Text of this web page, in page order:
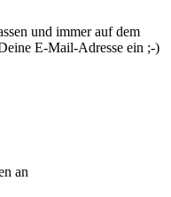
und immer auf dem
E-Mail-Adresse ein ;-)
an